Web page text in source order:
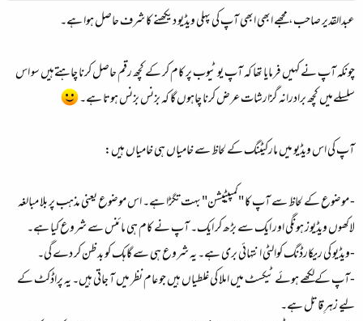
عبدالقدیر صاحب، مجھے ابھی ابھی آپ کی پہلی ویڈیو دیکھنے کا شرف حاصل ہوا ہے۔
چونکہ آپ نے کہیں فرمایا تھا کہ آپ یو ٹیوب پر کام کر کے کچھ رقم حاصل کرنا چاہتےہیں سو اس
سلسلےمیں کچھ برادرانہ گزارشات عرض کرنا چاہوں گا کہ بزنس بزنس ہوتا ہے۔
آپ کی اس ویڈیو میں مارکیٹنگ کے لحاظ سے خامیاں ہی خامیاں ہیں:
- موضوع کے لحاظ سے آپ کا "کمپیٹیشن" بہت تگڑا ہے۔ اس موضوع یعنی مذہب پر بلا مبالغہ
لاکھوں ویڈیوز ہونگی اور ایک سے بڑھ کر ایک۔ آپ نے کام ہی مائنس سے شروع کیا ہے۔
-ویڈیو کی ریکارڈنگ کوالٹی انتہائی بری ہے۔ یہ شروع ہی سے گاہک کو بد ظن کر دے گی۔
-آپ کےلکھے ہوئے ٹیکسٹ میں املا کی غلطیاں ہیں جو عام نظر میں آ جاتی ہیں۔ یہ پراڈکٹ کے
لیے زہرِ قاتل ہے۔